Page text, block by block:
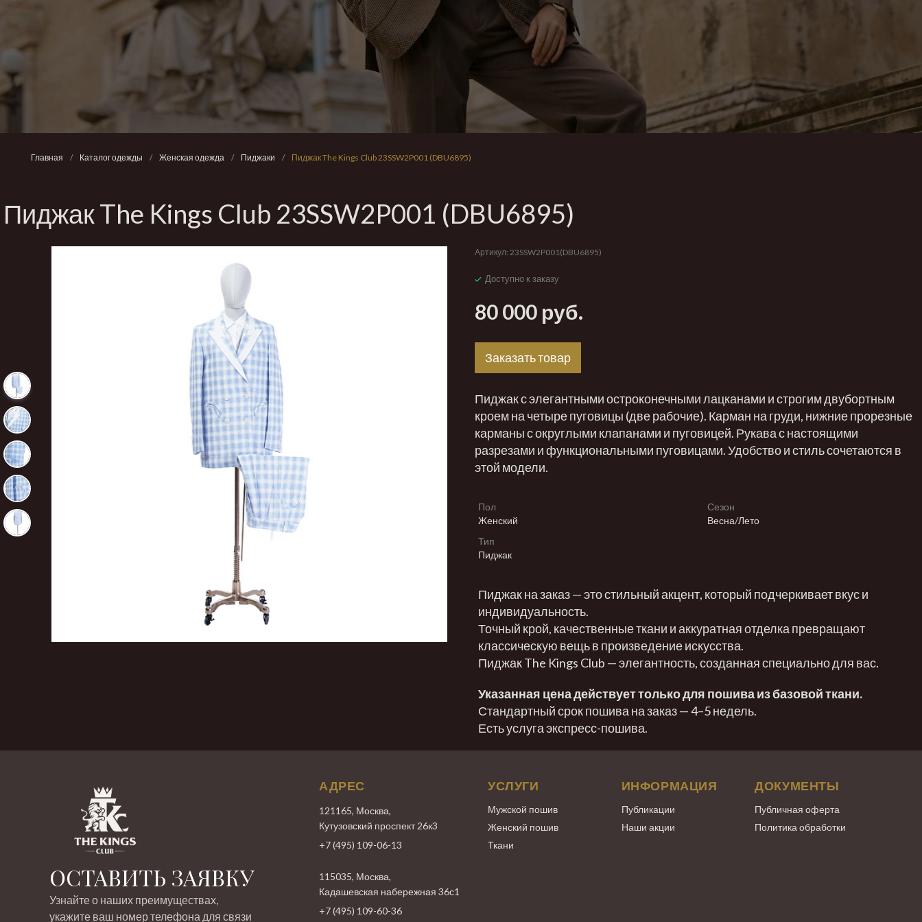
Главная / Каталог одежды / Женская одежда / Пиджаки / Пиджак The Kings Club 23SSW2P001 (DBU6895)
Пиджак The Kings Club 23SSW2P001 (DBU6895)
Артикул: 23SSW2P001(DBU6895)
Доступно к заказу
80 000 руб.
Заказать товар
Пиджак с элегантными остроконечными лацканами и строгим двубортным
кроем на четыре пуговицы (две рабочие). Карман на груди, нижние прорезные
карманы с округлыми клапанами и пуговицей. Рукава с настоящими
разрезами и функциональными пуговицами. Удобство и стиль сочетаются в
этой модели.
Пол
Женский
Сезон
Весна/Лето
Тип
Пиджак
Пиджак на заказ — это стильный акцент, который подчеркивает вкус и
индивидуальность.
Точный крой, качественные ткани и аккуратная отделка превращают
классическую вещь в произведение искусства.
Пиджак The Kings Club — элегантность, созданная специально для вас.
Указанная цена действует только для пошива из базовой ткани.
Стандартный срок пошива на заказ — 4–5 недель.
Есть услуга экспресс-пошива.
ОСТАВИТЬ ЗАЯВКУ
Узнайте о наших преимуществах,
укажите ваш номер телефона для связи
АДРЕС
121165, Москва,
Кутузовский проспект 26к3
+7 (495) 109-06-13
115035, Москва,
Кадашевская набережная 36с1
+7 (495) 109-60-36
УСЛУГИ
Мужской пошив
Женский пошив
Ткани
ИНФОРМАЦИЯ
Публикации
Наши акции
ДОКУМЕНТЫ
Публичная оферта
Политика обработки